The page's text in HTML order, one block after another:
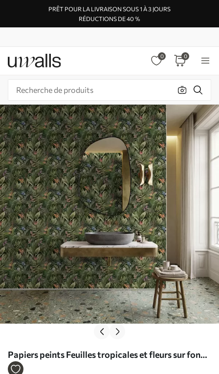
PRÊT POUR LA LIVRAISON SOUS 1 À 3 JOURS
RÉDUCTIONS DE 40 %
0 0
Papiers peints Feuilles tropicales et fleurs sur fond
sombre Nr. a01153